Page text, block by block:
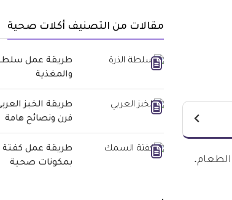
مقالات من التصنيف أكلات صحية
طريقة عمل سلطة
والمغذية
طريقة الخبز
فرن ونصائح هامة
طريقة عمل
بمكونات صحية